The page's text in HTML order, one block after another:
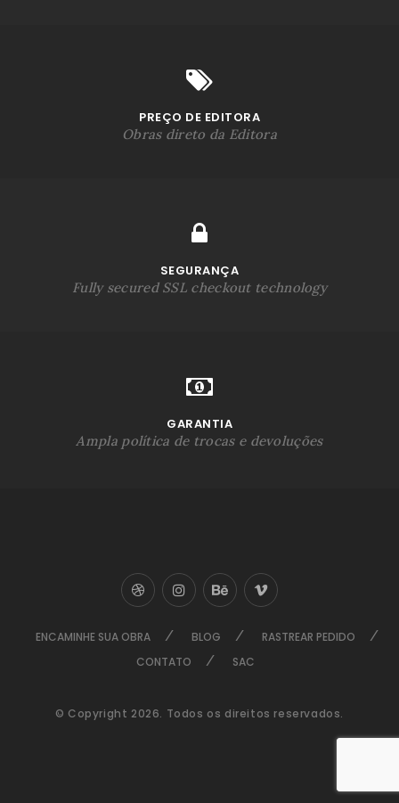
PREÇO DE EDITORA
Obras direto da Editora
SEGURANÇA
Fully secured SSL checkout technology
GARANTIA
Ampla política de trocas e devoluções
ENCAMINHE SUA OBRA BLOG
RASTREAR PEDIDO
CONTATO
SAC
© Copyright 2026. Todos os direitos reservados.